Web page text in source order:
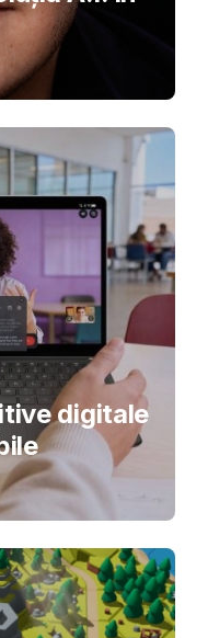
digitale